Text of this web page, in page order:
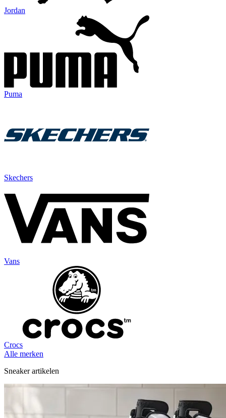
Jordan
Puma
Skechers
Vans
Crocs
Alle merken
Sneaker artikelen